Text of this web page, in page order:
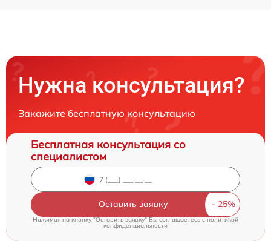
Нужна консультация?
Закажите бесплатную консультацию
Бесплатная консультация со
специалистом
Оставить заявку
Нажимая на кнопку "Оставить заявку" Вы соглашаетесь cполитикой
конфиденциальности